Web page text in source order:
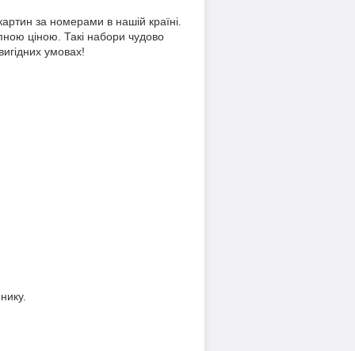
за номерами в нашій країні.
ціною. Такі набори чудово
умовах!